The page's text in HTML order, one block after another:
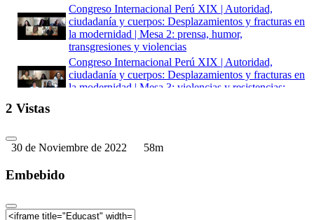
Congreso Internacional Perú XIX | Autoridad,
ciudadanía y cuerpos: Desplazamientos y fracturas en
la modernidad | Mesa 2: prensa, humor,
transgresiones y violencias
Congreso Internacional Perú XIX | Autoridad,
ciudadanía y cuerpos: Desplazamientos y fracturas en
la modernidad | Mesa 3: violencias y resistencias:
y epidemias en el Perú (1890-1920)
escrituras de mujeres
2 Vistas
30 de Noviembre de 2022 58m
Embebido